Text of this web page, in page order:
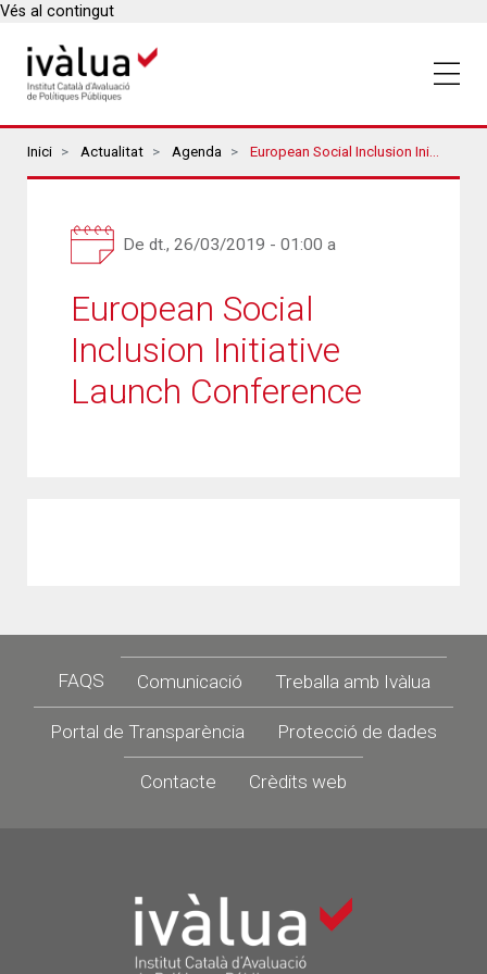
Vés al contingut
Breadcrumbs
Inici Actualitat Agenda European Social Inclusion Initiative Launch Conference
De dt., 26/03/2019 - 01:00 a
European Social
Inclusion Initiative
Launch Conference
Footer
FAQS Comunicació Treballa amb Ivàlua
Portal de Transparència Protecció de dades
Contacte Crèdits web